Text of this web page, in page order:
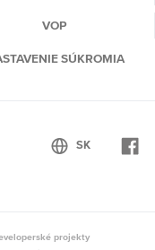
VOP
SÚKROMIA
projekty